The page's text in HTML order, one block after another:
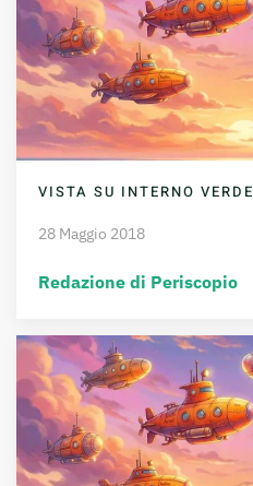
VISTA SU INTERNO VERDE
28 Maggio 2018
Redazione di Periscopio